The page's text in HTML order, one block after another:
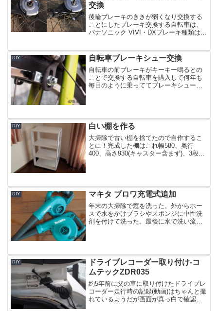
交換
後輪ブレーキのききが弱くなり交換する
ことにしたブレーキ交換する自転車は、
パナソニック VIVI・DXブレーキ種類は、
(商品リンクは記事下)amazonで...
DIY 自転車ブレーキシュー交換
自転車の前ブレーキがキーキー鳴るとの
ことで交換する自転車を購入して何年も
毎日のように乗っててブレーキシュー交
DIY 白い棚を作る
大掃除で古い棚を捨てたので自作するこ
とに！完成した棚はこれ幅580、奥行
400、高さ930(キャスター含まず)、3段色
DIY マキタ ブロワ充電式追加
年末の大掃除で窓を洗った。外からホー
スで水をかけブラシやスポンジに中性洗
剤を付けて洗った。最後に水で洗い流
DIY
ドライブレコーダー取り付け-コ
ムテックZDR035
約5年前に父の車に取り付けたドライブレ
コーダー走行時の記録(動画)はちゃんと撮
れているようだが画面が真っ白で確認で